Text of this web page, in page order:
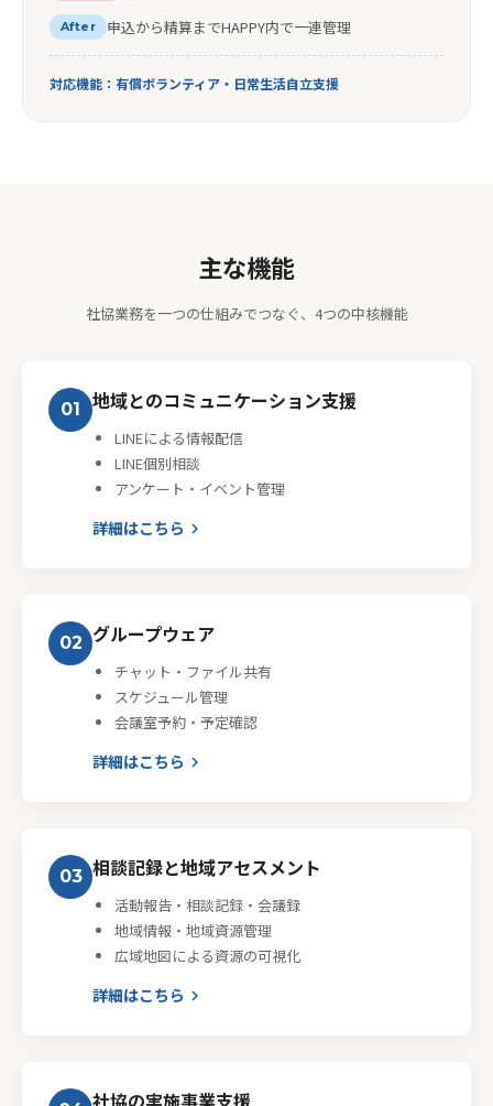
After 申込から精算までHAPPY内で一連管理
対応機能：有償ボランティア・日常生活自立支援
主な機能
社協業務を一つの仕組みでつなぐ、4つの中核機能
01 地域とのコミュニケーション支援
LINEによる情報配信
LINE個別相談
アンケート・イベント管理
詳細はこちら keyboard_arrow_right
02 グループウェア
チャット・ファイル共有
スケジュール管理
会議室予約・予定確認
詳細はこちら keyboard_arrow_right
03 相談記録と地域アセスメント
活動報告・相談記録・会議録
地域情報・地域資源管理
広域地図による資源の可視化
詳細はこちら keyboard_arrow_right
社協の実施事業支援